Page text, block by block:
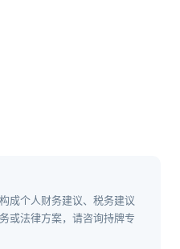
成个人财务建议、税务建议
或法律方案，请咨询持牌专